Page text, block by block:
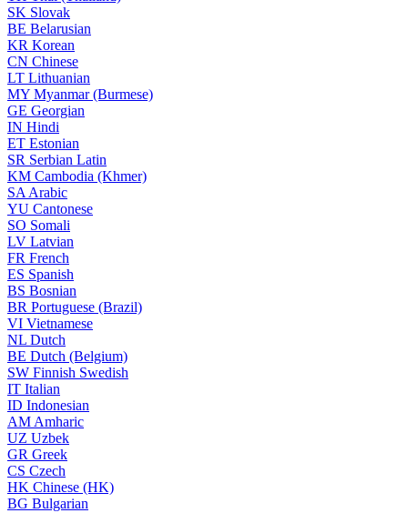
SK Slovak
BE Belarusian
KR Korean
CN Chinese
LT Lithuanian
MY Myanmar (Burmese)
GE Georgian
IN Hindi
ET Estonian
SR Serbian Latin
KM Cambodia (Khmer)
SA Arabic
YU Cantonese
SO Somali
LV Latvian
FR French
ES Spanish
BS Bosnian
BR Portuguese (Brazil)
VI Vietnamese
NL Dutch
BE Dutch (Belgium)
SW Finnish Swedish
IT Italian
ID Indonesian
AM Amharic
UZ Uzbek
GR Greek
CS Czech
HK Chinese (HK)
BG Bulgarian